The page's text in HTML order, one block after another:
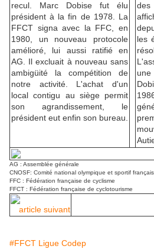
recul. Marc Dobise fut élu
président à la fin de 1978. La
FFCT signa avec la FFC, en
1980, un nouveau protocole
amélioré, lui aussi ratifié en
AG. Il excluait à nouveau sans
ambigüité la compétition de
notre activité. L'achat d'un
local contigu au siège permit
son agrandissement, le
président eut enfin son bureau.
des
les
AG : Assemblée générale
CNOSF: Comité national olympique et sportif français
FFC : Fédération française de cyclisme
FFCT : Fédération française de cyclotourisme
article suivant
#FFCT Ligue Codep